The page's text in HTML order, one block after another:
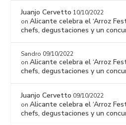
Juanjo Cervetto 10/10/2022
onAlicante celebra el ‘Arroz
chefs, degustaciones y un
Sandro 09/10/2022
onAlicante celebra el ‘Arroz
chefs, degustaciones y un
Juanjo Cervetto 09/10/2022
onAlicante celebra el ‘Arroz
chefs, degustaciones y un